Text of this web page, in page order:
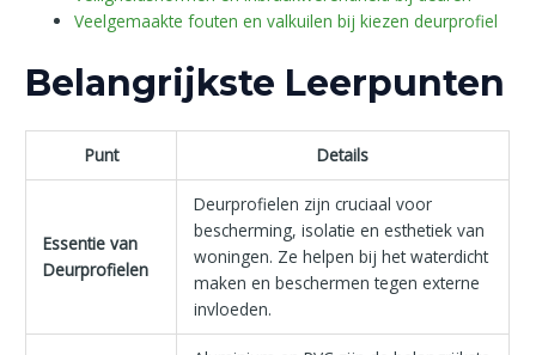
Veelgemaakte fouten en valkuilen bij kiezen deurprofiel
Belangrijkste Leerpunten
Punt Details
Essentie van
Deurprofielen
Deurprofielen zijn cruciaal voor
bescherming, isolatie en esthetiek van
woningen. Ze helpen bij het waterdicht
maken en beschermen tegen externe
invloeden.